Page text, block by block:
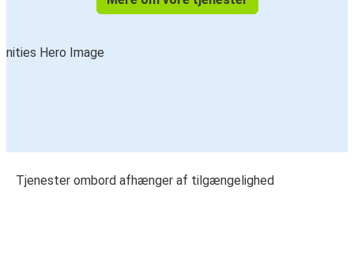
Tjenester ombord afhænger af tilgængelighed